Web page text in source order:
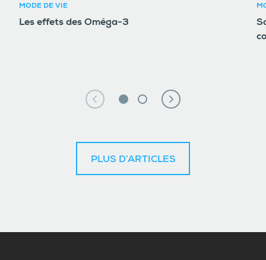
MODE DE VIE
Les effets des Oméga-3
PLUS D’ARTICLES